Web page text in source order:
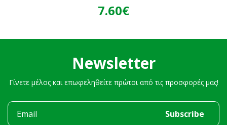
7.60€
Newsletter
Γίνετε μέλος και επωφεληθείτε πρώτοι από τις προσφορές μας!